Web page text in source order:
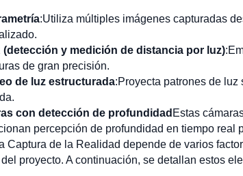
:Utiliza múltiples imágenes capturadas
(detección y medición de distancia por luz)
de gran precisión.
de luz estructurada:Proyecta patrones de
con detección de profundidad Estas
percepción de profundidad en tiempo real
Captura de la Realidad depende de varios
proyecto. A continuación, se detallan estos